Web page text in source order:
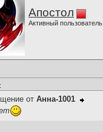
Апостол
Активный пользователь
от Анна-1001